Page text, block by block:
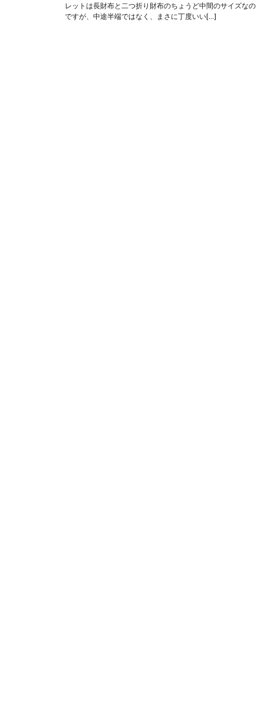
レットは長財布と二つ折り財布のちょうど中間のサイズなの
ですが、中途半端ではなく、まさに丁度いい[…]